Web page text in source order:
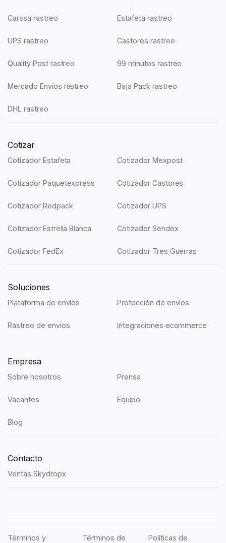
Carssa rastreo Estafeta rastreo
UPS rastreo Castores rastreo
Quality Post rastreo 99 minutos rastreo
Mercado Envíos rastreo Baja Pack rastreo
DHL rastreo
Cotizar
Cotizador Estafeta Cotizador Mexpost
Cotizador Paquetexpress Cotizador Castores
Cotizador Redpack Cotizador UPS
Cotizador Estrella Blanca Cotizador Sendex
Cotizador FedEx Cotizador Tres Guerras
Soluciones
Plataforma de envíos Protección de envíos
Rastreo de envíos Integraciones ecommerce
Empresa
Sobre nosotros Prensa
Vacantes Equipo
Blog
Contacto
Ventas Skydropx
Términos y Términos de Políticas de